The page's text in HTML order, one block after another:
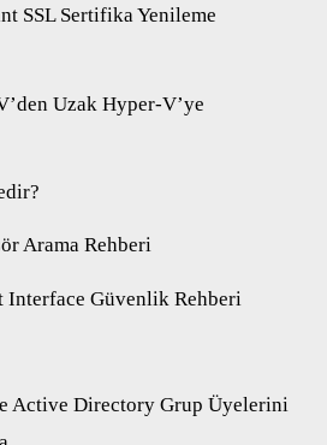
SSL Sertifika Yenileme
Uzak Hyper-V’ye
Arama Rehberi
Interface Güvenlik Rehberi
Active Directory Grup Üyelerini